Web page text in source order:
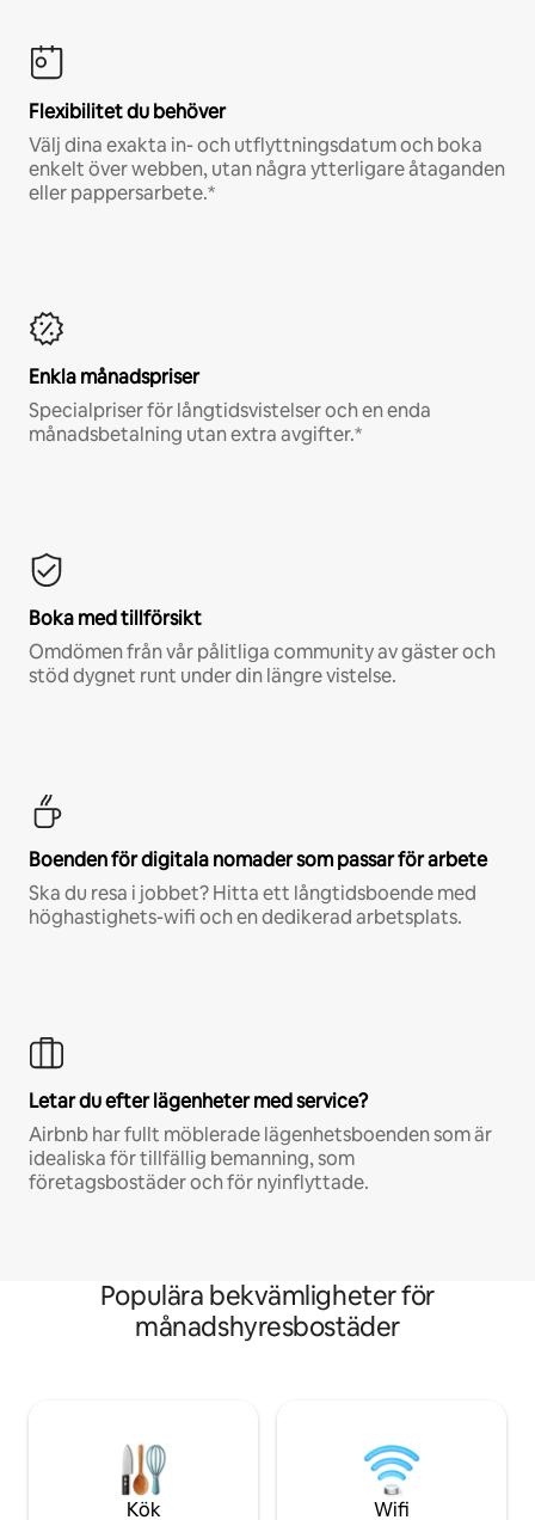
Flexibilitet du behöver
Välj dina exakta in- och utflyttningsdatum och boka
enkelt över webben, utan några ytterligare åtaganden
eller pappersarbete.*
Enkla månadspriser
Specialpriser för långtidsvistelser och en enda
månadsbetalning utan extra avgifter.*
Boka med tillförsikt
Omdömen från vår pålitliga community av gäster och
stöd dygnet runt under din längre vistelse.
Boenden för digitala nomader som passar för arbete
Ska du resa i jobbet? Hitta ett långtidsboende med
höghastighets-wifi och en dedikerad arbetsplats.
Letar du efter lägenheter med service?
Airbnb har fullt möblerade lägenhetsboenden som är
idealiska för tillfällig bemanning, som
företagsbostäder och för nyinflyttade.
Populära bekvämligheter för
månadshyresbostäder
Kök Wifi